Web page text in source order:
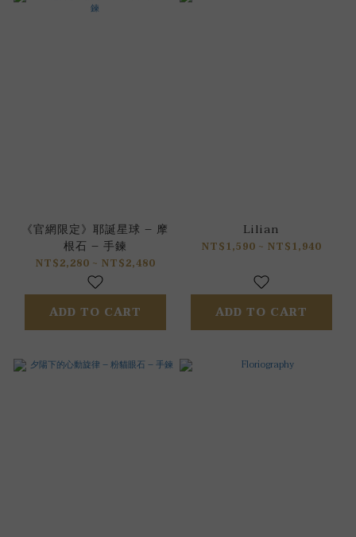
《官網限定》耶誕星球 – 摩
根石 – 手鍊
NT$2,280 ~ NT$2,480
ADD TO CART
Lilian
NT$1,590 ~ NT$1,940
ADD TO CART